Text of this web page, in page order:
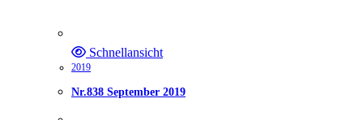
Schnellansicht
2019
Nr.838 September 2019